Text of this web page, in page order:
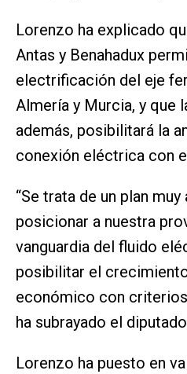
Lorenzo ha explicado
Antas y Benahadux
electrificación del eje
Almería y Murcia, y que
además, posibilitará la
conexión eléctrica con
“Se trata de un plan
posicionar a nuestra
vanguardia del fluido
posibilitar el
económico con
ha subrayado el
Lorenzo ha puesto en